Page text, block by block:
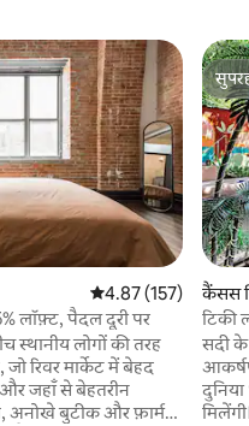
औसत रेटिंग 5 में से 4.87,
4.87 (157)
लॉफ़्ट, पैदल दूरी पर
स्थानीय लोगों की तरह
रिवर मार्केट में बेहद
जहाँ से बेहतरीन
अनोखे बुटीक और फ़ार्मर्स
कैंसस
टिकी
सदी के